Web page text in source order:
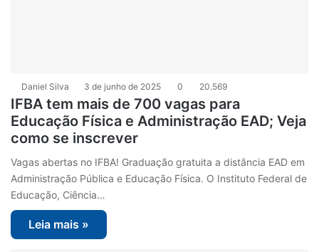
Daniel Silva 3 de junho de 2025 0 20.569
IFBA tem mais de 700 vagas para
Educação Física e Administração EAD; Veja
como se inscrever
Vagas abertas no IFBA! Graduação gratuita a distância EAD em
Administração Pública e Educação Física. O Instituto Federal de
Educação, Ciência…
Leia mais »